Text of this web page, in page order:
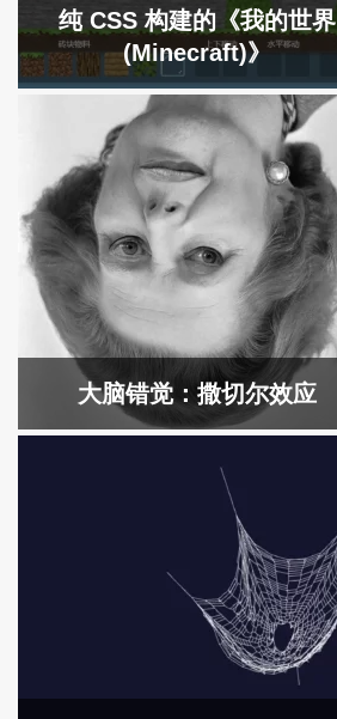
纯 CSS 构建的《我的世界
(Minecraft)》
大脑错觉：撒切尔效应